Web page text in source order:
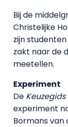
Bij de
Christelijke
zijn
zakt naar de
meetellen.
Experiment
De Keuzegids
experiment
Bormans van